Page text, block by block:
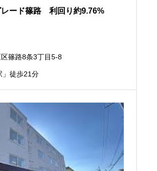
レード篠路 利回り約9.76%
篠路8条3丁目5-8
」徒歩21分